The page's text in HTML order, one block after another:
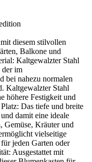
diesem stilvollen
Balkone und
Kaltgewalzter Stahl
der im
bei nahezu normalen
Kaltgewalzter Stahl
höhere Festigkeit und
Das tiefe und breite
damit eine ideale
Gemüse, Kräuter und
vielseitige
jeden Garten oder
Ausgestattet mit